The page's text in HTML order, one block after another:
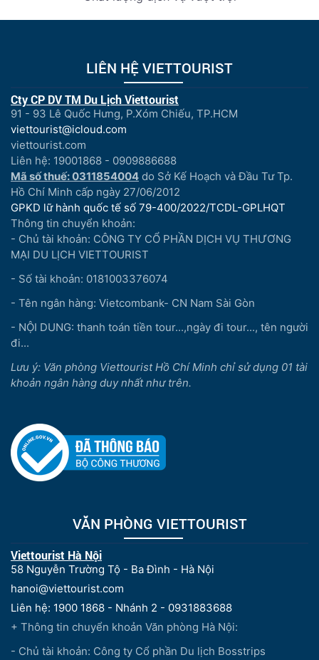
LIÊN HỆ VIETTOURIST
Cty CP DV TM Du Lịch Viettourist
91 - 93 Lê Quốc Hưng, P.Xóm Chiếu, TP.HCM
viettourist@icloud.com
viettourist.com
Liên hệ: 19001868 - 0909886688
Mã số thuế: 0311854004 do Sở Kế Hoạch và Đầu Tư Tp.
Hồ Chí Minh cấp ngày 27/06/2012
GPKD lữ hành quốc tế số 79-400/2022/TCDL-GPLHQT
Thông tin chuyển khoản:
- Chủ tài khoản: CÔNG TY CỔ PHẦN DỊCH VỤ THƯƠNG
MẠI DU LỊCH VIETTOURIST
- Số tài khoản: 0181003376074
- Tên ngân hàng: Vietcombank- CN Nam Sài Gòn
- NỘI DUNG: thanh toán tiền tour...,ngày đi tour..., tên người
đi...
Lưu ý: Văn phòng Viettourist Hồ Chí Minh chỉ sử dụng 01 tài
khoản ngân hàng duy nhất như trên.
VĂN PHÒNG VIETTOURIST
Viettourist Hà Nội
58 Nguyễn Trường Tộ - Ba Đình - Hà Nội
hanoi@viettourist.com
Liên hệ: 1900 1868 - Nhánh 2 - 0931883688
+ Thông tin chuyển khoản Văn phòng Hà Nội:
- Chủ tài khoản: Công ty Cổ phần Du lịch Bosstrips